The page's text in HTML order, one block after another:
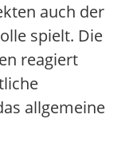
auch der
spielt. Die
reagiert
allgemeine